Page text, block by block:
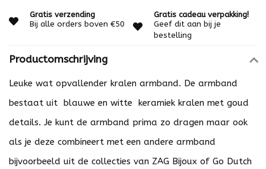
Gratis verzending
Bij alle orders boven €50
Gratis cadeau verpakking!
Geef dit aan bij je
bestelling
Productomschrijving
Leuke wat opvallender kralen armband. De armband
bestaat uit blauwe en witte keramiek kralen met goud
details. Je kunt de armband prima zo dragen maar ook
als je deze combineert met een andere armband
bijvoorbeeld uit de collecties van ZAG Bijoux of Go Dutch